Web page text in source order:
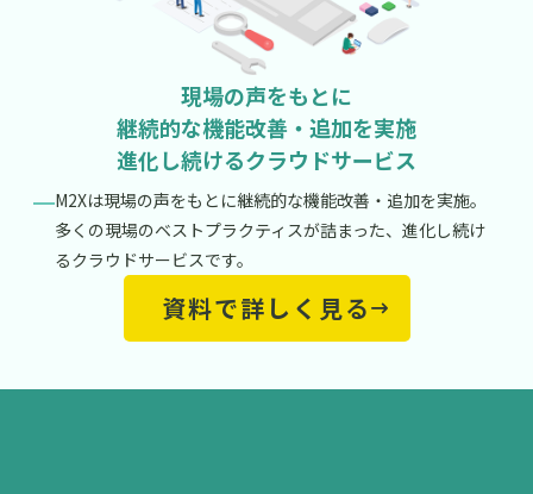
現場の声をもとに
継続的な機能改善・追加を実施
進化し続けるクラウドサービス
M2Xは現場の声をもとに継続的な機能改善・追加を実施。
多くの現場のベストプラクティスが詰まった、進化し続け
るクラウドサービスです。
資料で詳しく見る